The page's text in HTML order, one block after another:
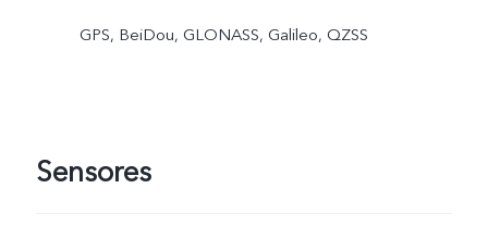
GPS, BeiDou, GLONASS, Galileo, QZSS
Sensores